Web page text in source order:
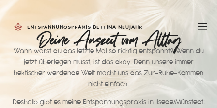
ENTSPANNUNGSPRAXIS BETTINA NEUJAHR
Deine Auszeit vom Alltag
Wann warst du das letzte Mal so richtig entspannt? Wenn du
jetzt überlegen musst, ist das okay. Denn unsere immer
hektischer werdende Welt macht uns das Zur-Ruhe-Kommen
nicht einfach.
Deshalb gibt es meine Entspannungspraxisin Ilsede/Münstedt: